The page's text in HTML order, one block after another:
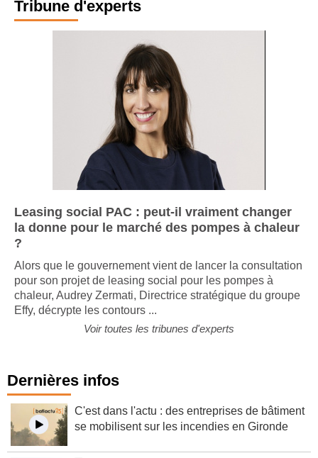
Tribune d'experts
Leasing social PAC : peut-il vraiment changer
la donne pour le marché des pompes à chaleur
Alors que le gouvernement vient de lancer la consultation
pour son projet de leasing social pour les pompes à
chaleur, Audrey Zermati, Directrice stratégique du groupe
Dernières infos
C'est dans l'actu : des entreprises de bâtiment